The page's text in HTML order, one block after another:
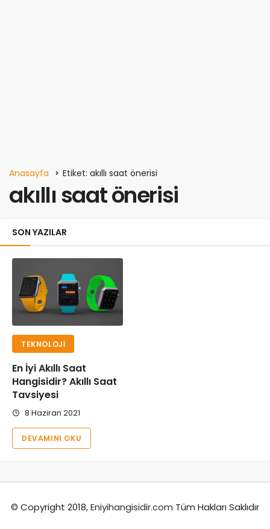
Anasayfa Etiket: akıllı saat önerisi
akıllı saat önerisi
SON YAZILAR
TEKNOLOJI
En İyi Akıllı Saat
Hangisidir? Akıllı Saat
Tavsiyesi
8 Haziran 2021
DEVAMINI OKU
© Copyright 2018,Eniyihangisidir.com Tüm Hakları Saklıdır